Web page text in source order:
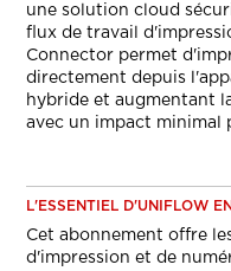
une solution cloud
flux de travail
Connector permet
directement depuis
hybride et augmentant
avec un impact minimal
L'ESSENTIEL D'UNIFLOW
Cet abonnement offre
d'impression et de